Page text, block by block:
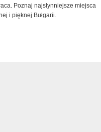
Poznaj najsłynniejsze miejsca
i pięknej Bułgarii.